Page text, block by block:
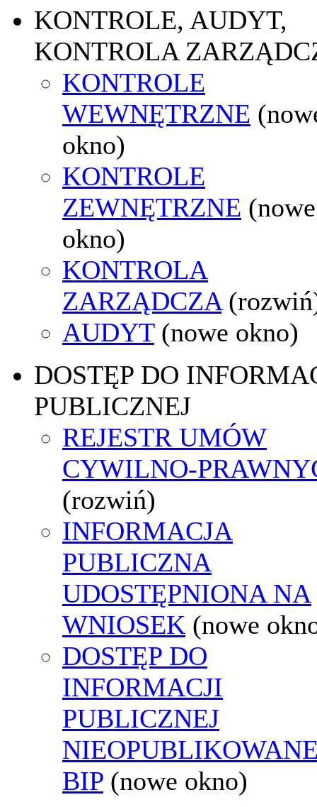
KONTROLE, AUDYT,
KONTROLA
KONTROLE
WEWNĘTRZNE
okno)
KONTROLE
ZEWNĘTRZNE (nowe
okno)
KONTROLA
ZARZĄDCZA
AUDYT (nowe okno)
DOSTĘP DO
PUBLICZNEJ
REJESTR UMÓW
CYWILNO-
(rozwiń)
INFORMACJA
PUBLICZNA
UDOSTĘPNIONA NA
WNIOSEK (nowe
DOSTĘP DO
INFORMACJI
PUBLICZNEJ
BIP (nowe okno)